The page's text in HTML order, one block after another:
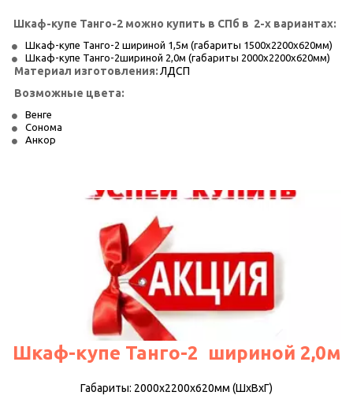
Шкаф-купе Танго-2 можно купить в СПб в  2-х вариантах:
Шкаф-купе Танго-2 шириной 1,5м (габариты 1500х2200х620мм)
Шкаф-купе Танго-2шириной 2,0м (габариты 2000х2200х620мм)
Материал изготовления: ЛДСП
Возможные цвета:
Венге
Сонома
Анкор
Шкаф-купе Танго-2  шириной 2,0м
Габариты: 2000х2200х620мм (ШхВхГ)